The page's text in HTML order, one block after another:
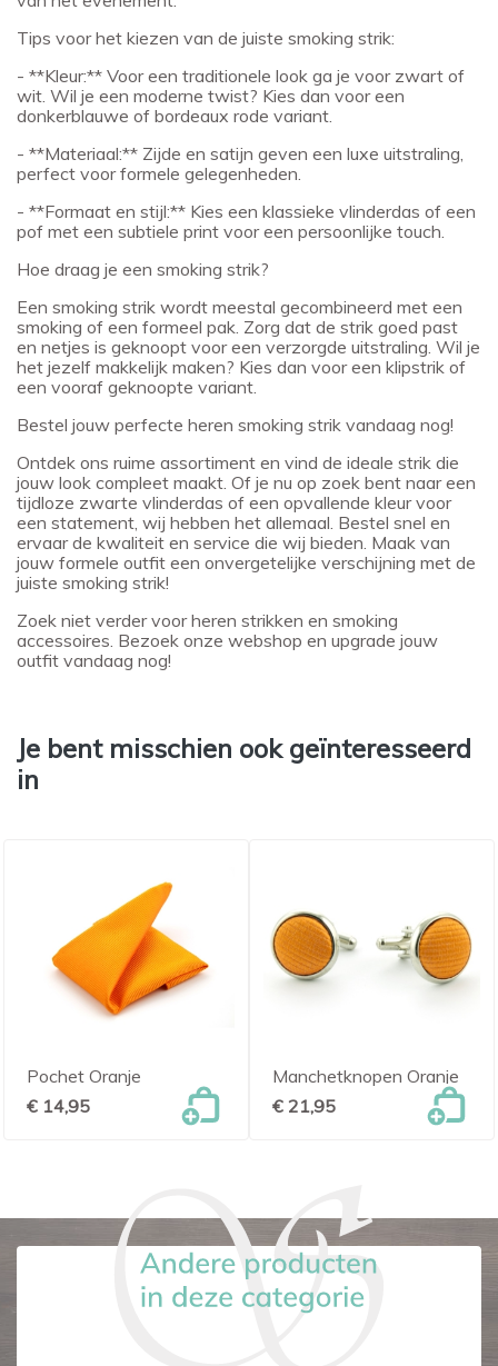
Tips voor het kiezen van de juiste smoking strik:
- **Kleur:** Voor een traditionele look ga je voor zwart of
wit. Wil je een moderne twist? Kies dan voor een
donkerblauwe of bordeaux rode variant.
- **Materiaal:** Zijde en satijn geven een luxe uitstraling,
perfect voor formele gelegenheden.
- **Formaat en stijl:** Kies een klassieke vlinderdas of een
pof met een subtiele print voor een persoonlijke touch.
Hoe draag je een smoking strik?
Een smoking strik wordt meestal gecombineerd met een
smoking of een formeel pak. Zorg dat de strik goed past
en netjes is geknoopt voor een verzorgde uitstraling. Wil je
het jezelf makkelijk maken? Kies dan voor een klipstrik of
een vooraf geknoopte variant.
Bestel jouw perfecte heren smoking strik vandaag nog!
Ontdek ons ruime assortiment en vind de ideale strik die
jouw look compleet maakt. Of je nu op zoek bent naar een
tijdloze zwarte vlinderdas of een opvallende kleur voor
een statement, wij hebben het allemaal. Bestel snel en
ervaar de kwaliteit en service die wij bieden. Maak van
jouw formele outfit een onvergetelijke verschijning met de
juiste smoking strik!
Zoek niet verder voor heren strikken en smoking
accessoires. Bezoek onze webshop en upgrade jouw
outfit vandaag nog!
Je bent misschien ook geïnteresseerd
in
Pochet Oranje
€ 14,95
Manchetknopen Oranje
€ 21,95